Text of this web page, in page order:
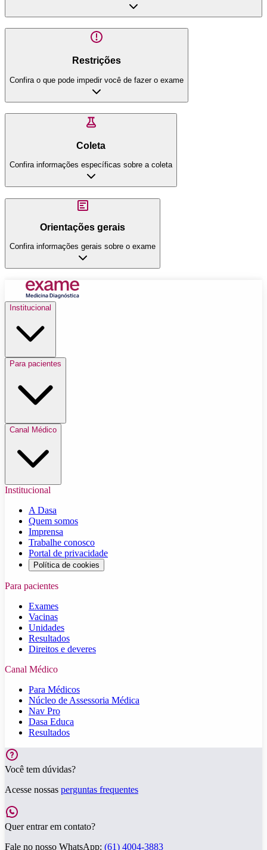
Restrições
Confira o que pode impedir você de fazer o exame
Coleta
Confira informações específicas sobre a coleta
Orientações gerais
Confira informações gerais sobre o exame
Institucional
Para pacientes
Canal Médico
Institucional
A Dasa
Quem somos
Imprensa
Trabalhe conosco
Portal de privacidade
Política de cookies
Para pacientes
Exames
Vacinas
Unidades
Resultados
Direitos e deveres
Canal Médico
Para Médicos
Núcleo de Assessoria Médica
Nav Pro
Dasa Educa
Resultados
Você tem dúvidas?
Acesse nossas perguntas frequentes
Quer entrar em contato?
Fale no nosso WhatsApp: (61) 4004-3883